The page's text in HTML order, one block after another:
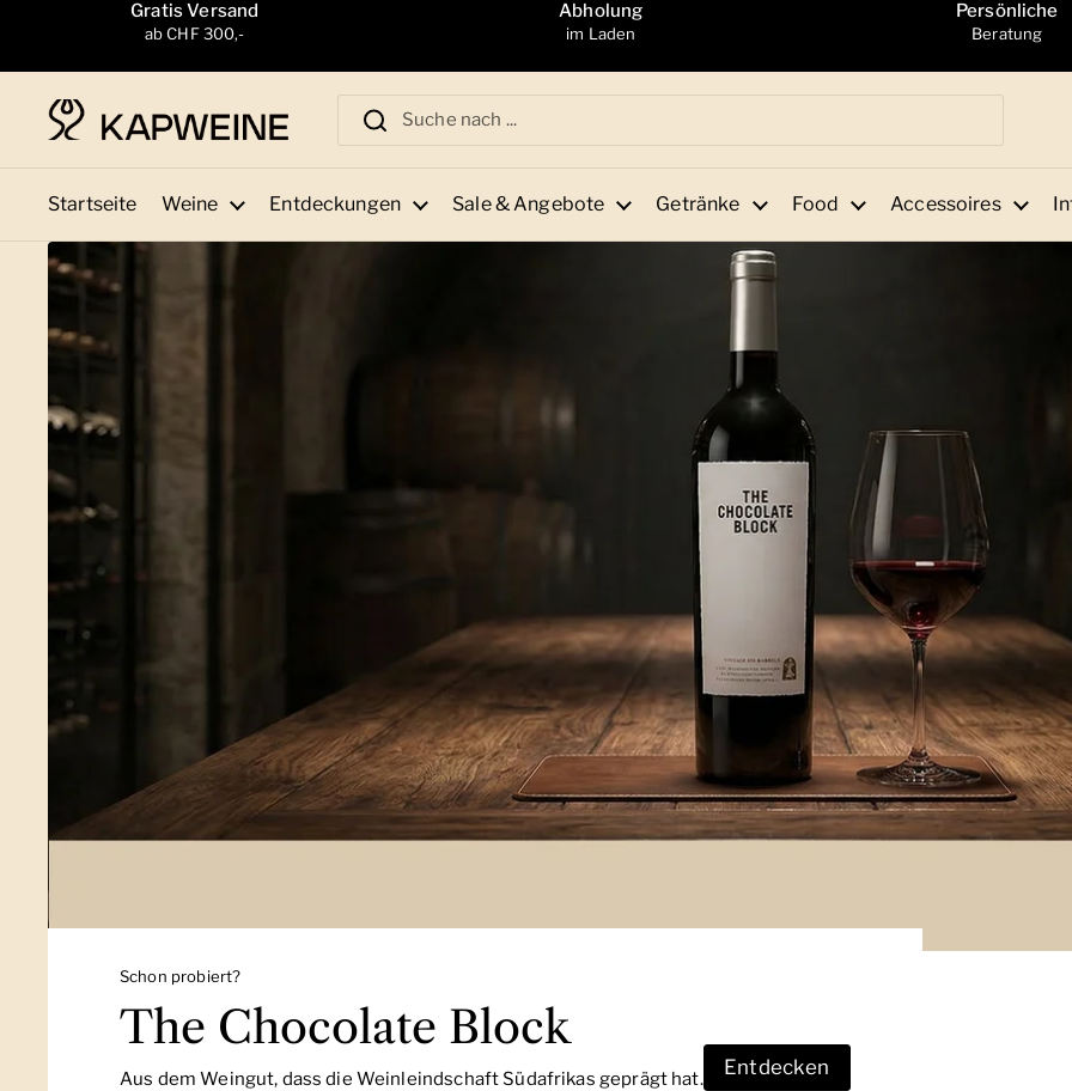
Zum Inhalt springenGratis Versand
ab CHF 300,-
Abholung
im Laden
Persönliche
Beratung
Startseite Weine Entdeckungen Sale & Angebote Getränke Food Accessoires
Schon probiert?
The Chocolate Block
Aus dem Weingut, dass die Weinleindschaft Südafrikas geprägt hat. Entdecken